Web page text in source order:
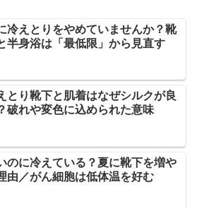
冷えとりをやめていませんか？靴
半身浴は「最低限」から見直す
とり靴下と肌着はなぜシルクが良
破れや変色に込められた意味
のに冷えている？夏に靴下を増や
由／がん細胞は低体温を好む